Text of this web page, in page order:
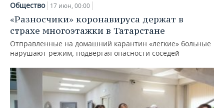
Общество 17 июн, 00:00
«Разносчики» коронавируса держат в
страхе многоэтажки в Татарстане
Отправленные на домашний карантин «легкие» больные
нарушают режим, подвергая опасности соседей